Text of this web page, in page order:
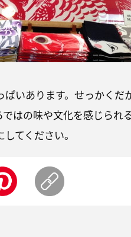
いあります。せっかくだ
はの味や文化を感じられ
てください。